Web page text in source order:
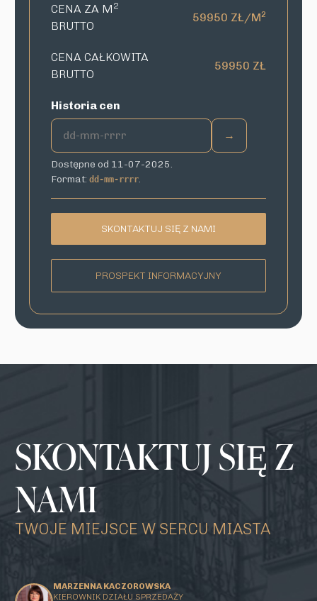
CENA ZA M 2
BRUTTO
59950 ZŁ/M2
CENA CAŁKOWITA
BRUTTO
59950 ZŁ
Historia cen
→
Dostępne od 11-07-2025.
Format:dd-mm-rrrr.
SKONTAKTUJ SIĘ Z NAMI
PROSPEKT INFORMACYJNY
SKONTAKTUJ SIĘ Z
NAMI
TWOJE MIEJSCE W SERCU MIASTA
MARZENNA KACZOROWSKA
KIEROWNIK DZIAŁU SPRZEDAŻY